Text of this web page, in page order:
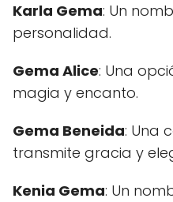
Karla Gema: Un
personalidad.
Gema Alice: Una
magia y encanto.
Gema Beneida: Una
transmite gracia y
Kenia Gema: Un